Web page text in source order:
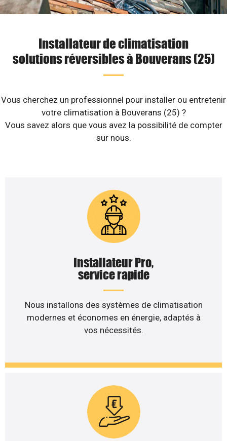
Installateur de climatisation
solutions réversibles à Bouverans (25)
Vous cherchez un professionnel pour installer ou entretenir
votre climatisation à Bouverans (25) ?
Vous savez alors que vous avez la possibilité de compter
sur nous.
Installateur Pro,
service rapide
Nous installons des systèmes de climatisation
modernes et économes en énergie, adaptés à
vos nécessités.